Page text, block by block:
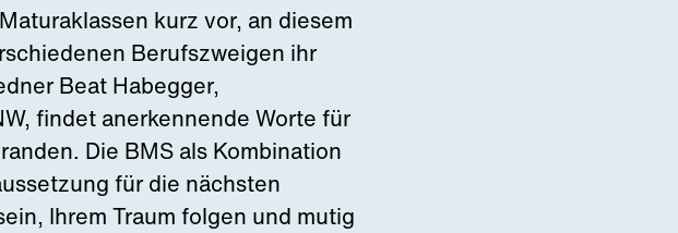
kurz vor, an diesem
Berufszweigen ihr
Beat Habegger,
findet anerkennende Worte für
Die BMS als Kombination
für die nächsten
Ihrem Traum folgen und mutig